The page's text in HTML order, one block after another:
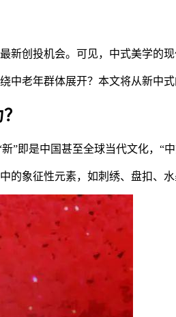
新创投机会。可见，中式美学的
中老年群体展开？本文将从新中
”即是中国甚至全球当代文化，
的象征性元素，如刺绣、盘扣、